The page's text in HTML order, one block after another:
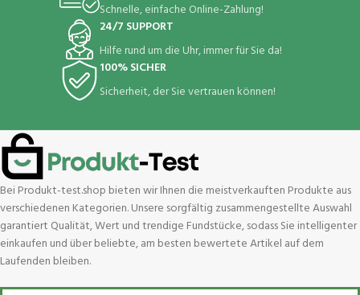
Schnelle, einfache Online-Zahlung!
24/7 SUPPORT
Hilfe rund um die Uhr, immer für Sie da!
100% SICHER
Sicherheit, der Sie vertrauen können!
Bei Produkt-test.shop bieten wir Ihnen die meistverkauften Produkte aus
verschiedenen Kategorien. Unsere sorgfältig zusammengestellte Auswahl
garantiert Qualität, Wert und trendige Fundstücke, sodass Sie intelligenter
einkaufen und über beliebte, am besten bewertete Artikel auf dem
Laufenden bleiben.